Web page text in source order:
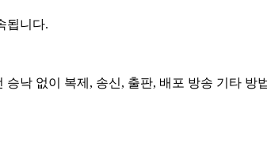
됩니다.
낙 없이 복제, 송신, 출판, 배포 방송 기타 방